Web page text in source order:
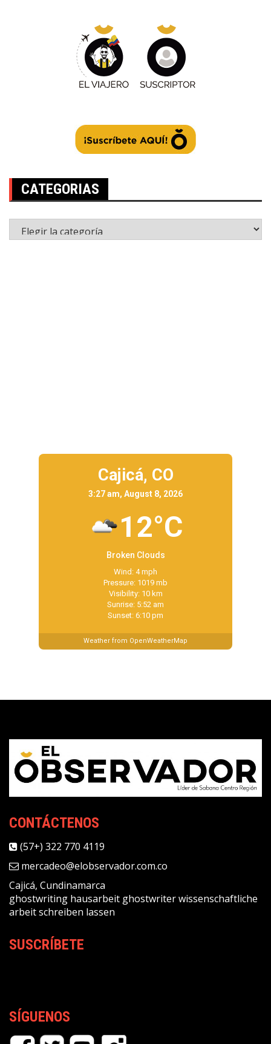
CATEGORIAS
Cajicá, CO
3:27 am, August 8, 2026
12°C
Broken Clouds
Wind: 4 mph
Pressure: 1019 mb
Visibility: 10 km
Sunrise: 5:52 am
Sunset: 6:10 pm
Weather from OpenWeatherMap
CONTÁCTENOS
(57+) 322 770 4119
mercadeo@elobservador.com.co
Cajicá, Cundinamarca
ghostwriting hausarbeit ghostwriterwissenschaftliche
arbeit schreiben lassen
SUSCRÍBETE
SÍGUENOS